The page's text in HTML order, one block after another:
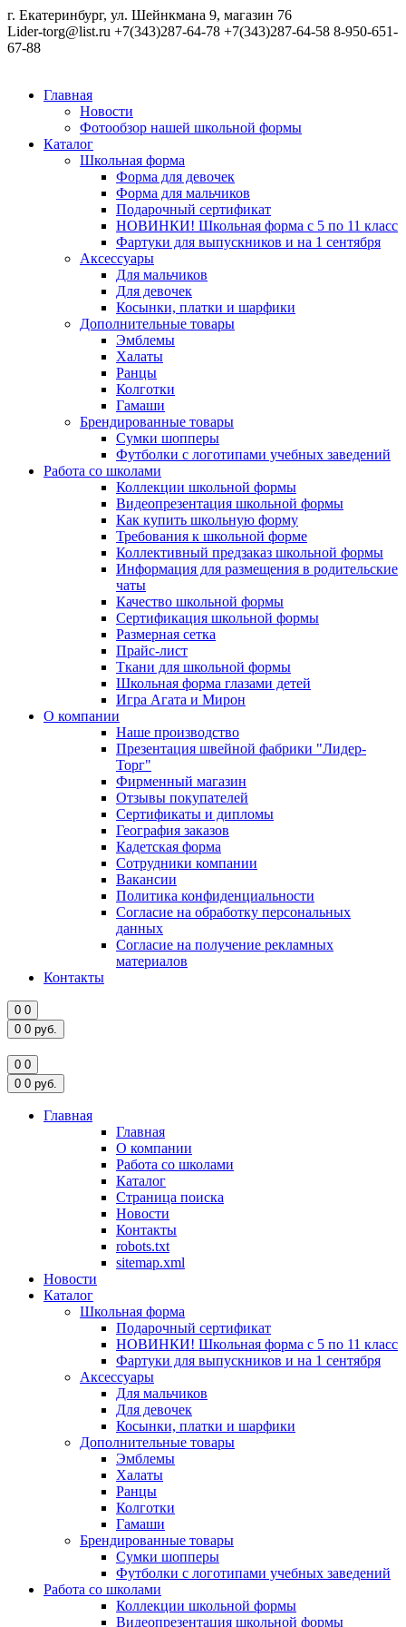
г. Екатеринбург, ул. Шейнкмана 9, магазин 76
Lider-torg@list.ru +7(343)287-64-78 +7(343)287-64-58 8-950-651-
67-88
Главная
Новости
Фотообзор нашей школьной формы
Каталог
Школьная форма
Форма для девочек
Форма для мальчиков
Подарочный сертификат
НОВИНКИ! Школьная форма с 5 по 11 класс
Фартуки для выпускников и на 1 сентября
Аксессуары
Для мальчиков
Для девочек
Косынки, платки и шарфики
Дополнительные товары
Эмблемы
Халаты
Ранцы
Колготки
Гамаши
Брендированные товары
Сумки шопперы
Футболки с логотипами учебных заведений
Работа со школами
Коллекции школьной формы
Видеопрезентация школьной формы
Как купить школьную форму
Требования к школьной форме
Коллективный предзаказ школьной формы
Информация для размещения в родительские
чаты
Качество школьной формы
Сертификация школьной формы
Размерная сетка
Прайс-лист
Ткани для школьной формы
Школьная форма глазами детей
Игра Агата и Мирон
О компании
Наше производство
Презентация швейной фабрики "Лидер-
Торг"
Фирменный магазин
Отзывы покупателей
Сертификаты и дипломы
География заказов
Кадетская форма
Сотрудники компании
Вакансии
Политика конфиденциальности
Согласие на обработку персональных
данных
Согласие на получение рекламных
материалов
Контакты
0 0
0 0 руб.
0 0
0 0 руб.
Главная
Главная
О компании
Работа со школами
Каталог
Страница поиска
Новости
Контакты
robots.txt
sitemap.xml
Новости
Каталог
Школьная форма
Подарочный сертификат
НОВИНКИ! Школьная форма с 5 по 11 класс
Фартуки для выпускников и на 1 сентября
Аксессуары
Для мальчиков
Для девочек
Косынки, платки и шарфики
Дополнительные товары
Эмблемы
Халаты
Ранцы
Колготки
Гамаши
Брендированные товары
Сумки шопперы
Футболки с логотипами учебных заведений
Работа со школами
Коллекции школьной формы
Видеопрезентация школьной формы